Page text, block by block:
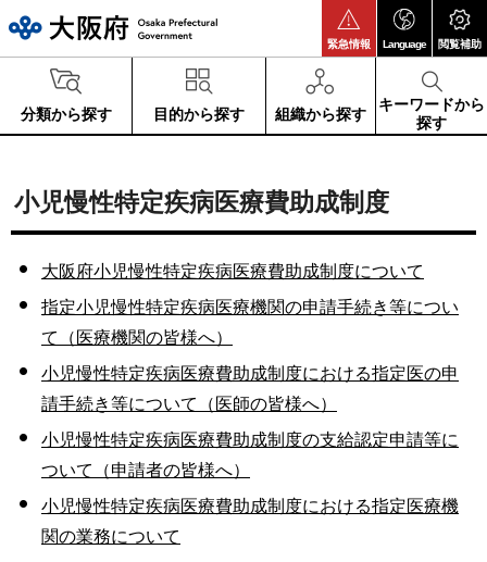
緊急情報 Language 閲覧補助
分類から探す 目的から探す 組織から探す
キーワードから
探す
小児慢性特定疾病医療費助成制度
大阪府小児慢性特定疾病医療費助成制度について
指定小児慢性特定疾病医療機関の申請手続き等につい
て（医療機関の皆様へ）
小児慢性特定疾病医療費助成制度における指定医の申
請手続き等について（医師の皆様へ）
小児慢性特定疾病医療費助成制度の支給認定申請等に
ついて（申請者の皆様へ）
小児慢性特定疾病医療費助成制度における指定医療機
関の業務について